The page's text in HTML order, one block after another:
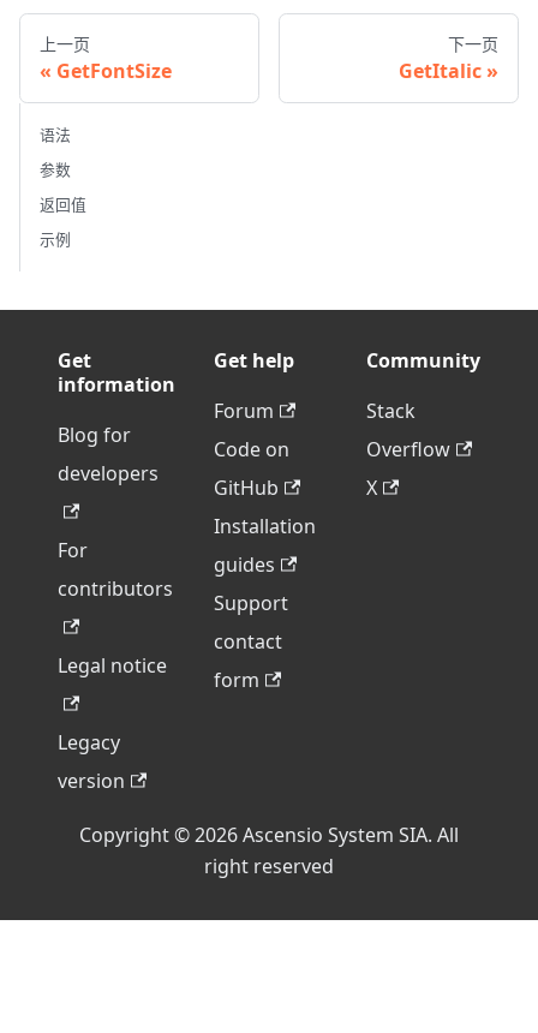
上一页
GetFontSize
下一页
GetItalic
语法
参数
返回值
示例
Get
information
Blog for
developers
For
contributors
Legal notice
Legacy
version
Get help
Forum
Code on
GitHub
Installation
guides
Support
contact
form
Community
Stack
Overflow
X
Copyright © 2026 Ascensio System SIA. All
right reserved